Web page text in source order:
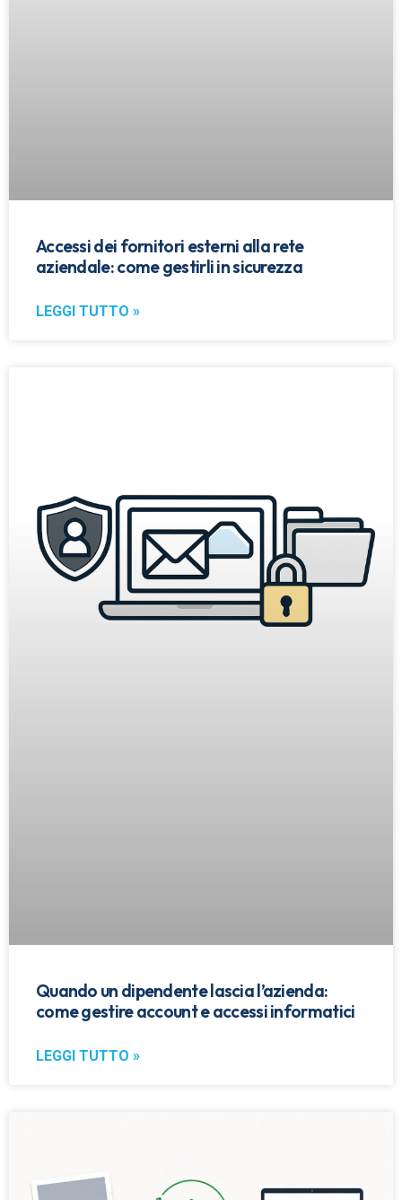
Accessi dei fornitori esterni alla rete
aziendale: come gestirli in sicurezza
LEGGI TUTTO »
Quando un dipendente lascia l’azienda:
come gestire account e accessi informatici
LEGGI TUTTO »